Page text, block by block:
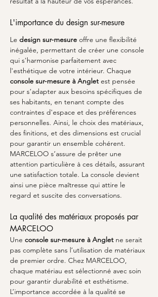
L'importance du design sur-mesure
Le design sur-mesure offre une flexibilité
inégalée, permettant de créer une console
qui s'harmonise parfaitement avec
l'esthétique de votre intérieur. Chaque
console sur-mesure à Anglet est pensée
pour s’adapter aux besoins spécifiques de
ses habitants, en tenant compte des
contraintes d'espace et des préférences
personnelles. Ainsi, le choix des matériaux,
des finitions, et des dimensions est crucial
pour garantir un ensemble cohérent.
MARCELOO s’assure de prêter une
attention particulière à ces détails, assurant
une satisfaction totale. La console devient
ainsi une pièce maîtresse qui attire le
regard et suscite des conversations.
La qualité des matériaux proposés par
MARCELOO
Une console sur-mesure à Anglet ne serait
pas complète sans l’utilisation de matériaux
de premier ordre. Chez MARCELOO,
chaque matériau est sélectionné avec soin
pour garantir durabilité et esthétisme.
L’importance accordée à la qualité se